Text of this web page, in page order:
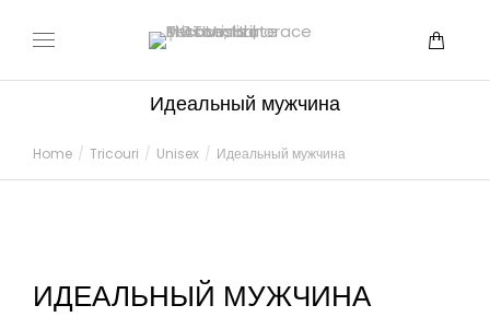
You are here:
Home Tricouri Unisex Идеальный мужчина
Идеальный мужчина
ИДЕАЛЬНЫЙ МУЖЧИНА